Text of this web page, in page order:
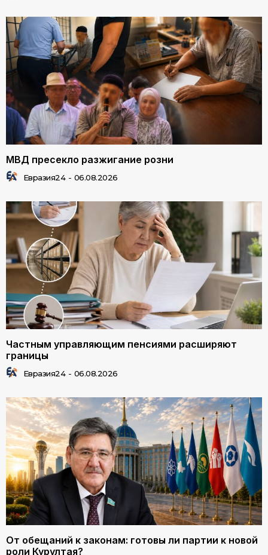
МВД пресекло разжигание розни
Евразия24 - 06.08.2026
Частным управляющим пенсиями расширяют
границы
Евразия24 - 06.08.2026
От обещаний к законам: готовы ли партии к новой
роли Курултая?